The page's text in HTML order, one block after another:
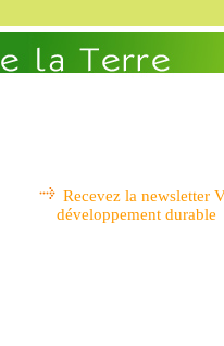
Recevez la newsletter
développement durable